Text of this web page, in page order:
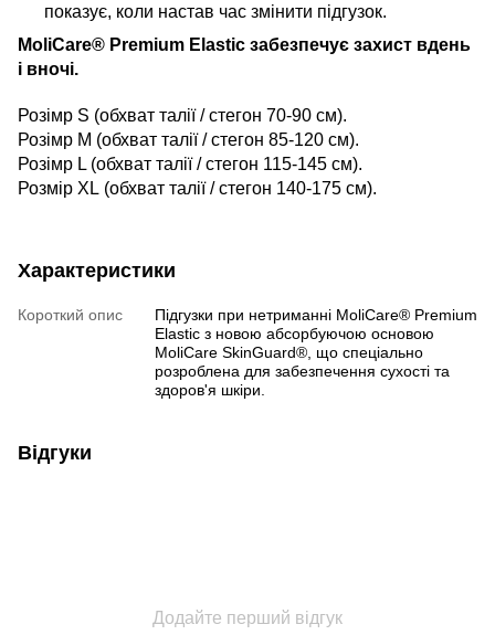
показує, коли настав час змінити підгузок.
MoliCare® Premium Elastic забезпечує захист вдень
і вночі.
Розімр S (обхват талії / стегон 70-90 см).
Розімр M (обхват талії / стегон 85-120 см).
Розімр L (обхват талії / стегон 115-145 см).
Розмір XL (обхват талії / стегон 140-175 см).
Характеристики
Короткий опис
Підгузки при нетриманні MoliCare® Premium
Elastic з новою абсорбуючою основою
MoliCare SkinGuard®, що спеціально
розроблена для забезпечення сухості та
здоров'я шкіри.
Відгуки
Додайте перший відгук